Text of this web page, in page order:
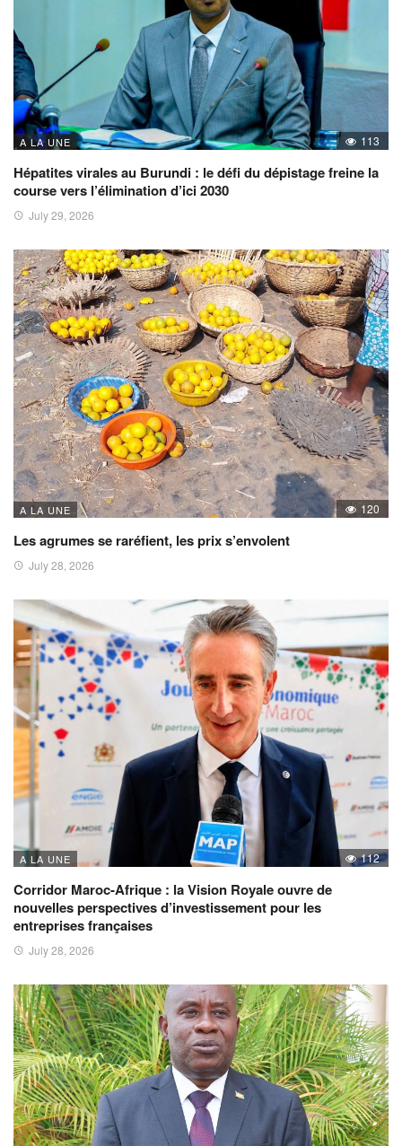
A LA UNE 113
Hépatites virales au Burundi : le défi du dépistage freine la
course vers l’élimination d’ici 2030
July 29, 2026
A LA UNE 120
Les agrumes se raréfient, les prix s’envolent
July 28, 2026
A LA UNE 112
Corridor Maroc-Afrique : la Vision Royale ouvre de
nouvelles perspectives d’investissement pour les
entreprises françaises
July 28, 2026